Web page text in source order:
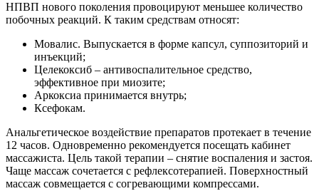
НПВП нового поколения провоцируют меньшее количество
побочных реакций. К таким средствам относят:
Мовалис. Выпускается в форме капсул, суппозиторий и
инъекций;
Целекоксиб – антивоспалительное средство,
эффективное при миозите;
Аркоксиа принимается внутрь;
Ксефокам.
Анальгетическое воздействие препаратов протекает в течение
12 часов. Одновременно рекомендуется посещать кабинет
массажиста. Цель такой терапии – снятие воспаления и застоя.
Чаще массаж сочетается с рефлексотерапией. Поверхностный
массаж совмещается с согревающими компрессами.